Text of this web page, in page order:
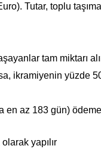
Tutar, toplu
tam miktarı
ikramiyenin yüzde
en az 183 gün)
yapılır